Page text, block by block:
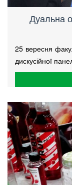
Дуальна
25 вересня
дискусійної